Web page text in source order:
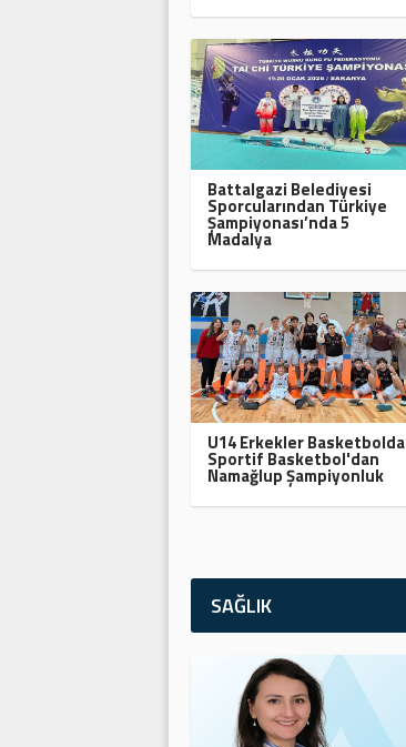
Battalgazi Belediyesi
Sporcularından Türkiye
Şampiyonası’nda 5
Madalya
U14 Erkekler Basketbolda
Sportif Basketbol'dan
Namağlup Şampiyonluk
SAĞLIK